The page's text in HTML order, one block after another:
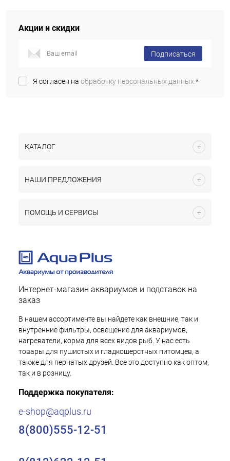
Акции и скидки
Подписаться
Я согласен на обработку персональных данных.*
КАТАЛОГ
НАШИ ПРЕДЛОЖЕНИЯ
ПОМОЩЬ И СЕРВИСЫ
Интернет-магазин аквариумов и подставок на
заказ
В нашем ассортименте вы найдете как внешние, так и
внутренние фильтры, освещение для аквариумов,
нагреватели, корма для всех видов рыб. У нас есть
товары для пушистых и гладкошерстных питомцев, а
также для пернатых друзей. Все это доступно как оптом,
так и в розницу.
Поддержка покупателя:
e-shop@aqplus.ru
8(800)555-12-51